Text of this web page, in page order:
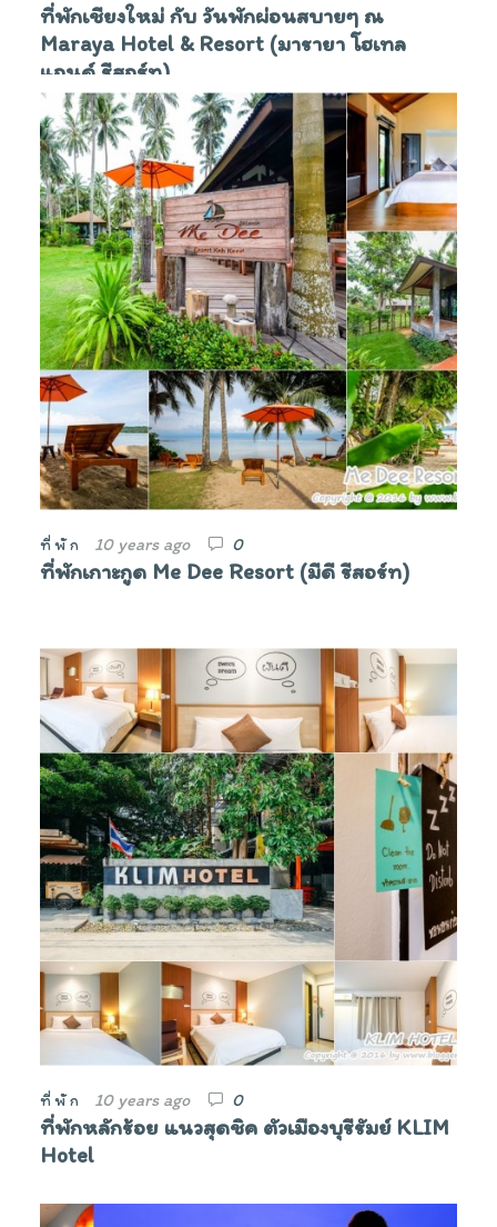
ที่พักเชียงใหม่ กับ วันพักผ่อนสบายๆ ณ
Maraya Hotel & Resort (มารายา โฮเทล
แอนด์ รีสอร์ท)
ที่พัก 10 years ago 0
ที่พักเกาะกูด Me Dee Resort (มีดี รีสอร์ท)
ที่พัก 10 years ago 0
ที่พักหลักร้อย แนวสุดชิค ตัวเมืองบุรีรัมย์ KLIM
Hotel